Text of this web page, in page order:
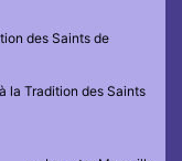
des Saints de
la Tradition des Saints